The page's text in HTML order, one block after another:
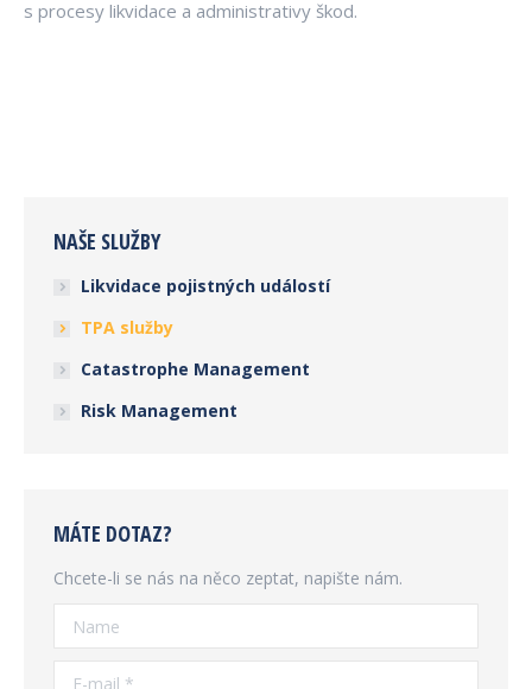
s procesy likvidace a administrativy škod.
NAŠE SLUŽBY
Likvidace pojistných událostí
TPA služby
Catastrophe Management
Risk Management
MÁTE DOTAZ?
Chcete-li se nás na něco zeptat, napište nám.
Name
E-mail *